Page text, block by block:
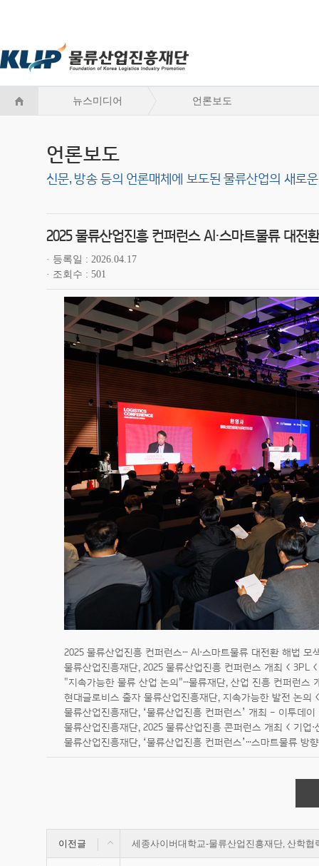
뉴스미디어 언론보도
언론보도
신문, 방송 등의 언론매체에 보도된 물류산업의 새로
2025 물류산업진흥 컨퍼런스 AI·스마트물류 대전
등록일
2026.04.17
조회수
501
2025 물류산업진흥 컨퍼런스… AI·스마트물류 대전환 해법 모
물류산업진흥재단, 2025 물류산업진흥 컨퍼런스 개최 < 3PL
"지속가능한 물류 산업 논의"…물류재단, 산업 진흥 컨퍼런스
현대글로비스 출자 물류산업진흥재단, 지속가능한 발전 논의
물류산업진흥재단, ‘물류산업진흥 컨퍼런스’ 개최 - 이투데이
물류산업진흥재단, 2025 물류산업진흥 콘퍼런스 개최 < 기업
물류산업진흥재단, ‘물류산업진흥 컨퍼런스’…스마트물류 방
이전글 세종사이버대학교-물류산업진흥재단, 산학협